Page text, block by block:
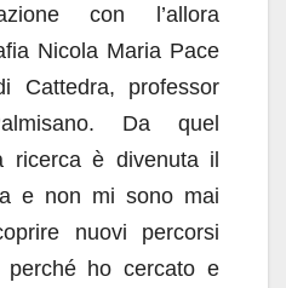
con l’allora
Nicola Maria Pace
Cattedra, professor
Da quel
ricerca è divenuta il
e non mi sono mai
nuovi percorsi
perché ho cercato e